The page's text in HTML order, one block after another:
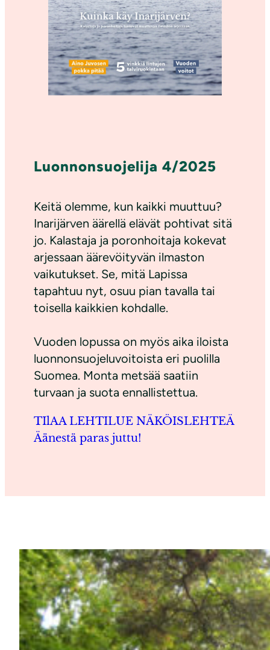
Luonnonsuojelija 4/2025
Keitä olemme, kun kaikki muuttuu?
Inarijärven äärellä elävät pohtivat sitä
jo. Kalastaja ja poronhoitaja kokevat
arjessaan äärevöityvän ilmaston
vaikutukset. Se, mitä Lapissa
tapahtuu nyt, osuu pian tavalla tai
toisella kaikkien kohdalle.
Vuoden lopussa on myös aika iloista
luonnonsuojeluvoitoista eri puolilla
Suomea. Monta metsää saatiin
turvaan ja suota ennallistettua.
TIlAA LEHTILUE NÄKÖISLEHTEÄ
Äänestä paras juttu!